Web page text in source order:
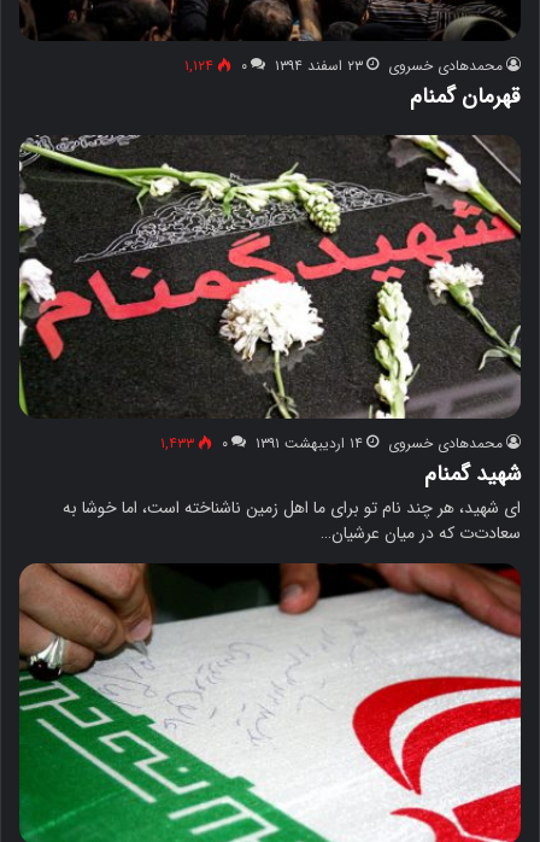
محمدهادی خسروی ۲۳ اسفند ۱۳۹۴ ۰ ۱,۱۲۴
قهرمان گمنام
محمدهادی خسروی ۱۴ اردیبهشت ۱۳۹۱ ۰ ۱,۴۳۳
شهید گمنام
ای شهید، هر چند نام تو برای ما اهل زمین ناشناخته است، اما خوشا به
سعادت‌ت که در میان عرشیان…